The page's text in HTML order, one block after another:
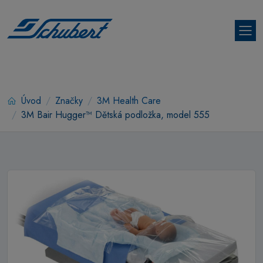
Úvod Značky
3M Health Care
3M Bair Hugger™ Dětská podložka, model 555